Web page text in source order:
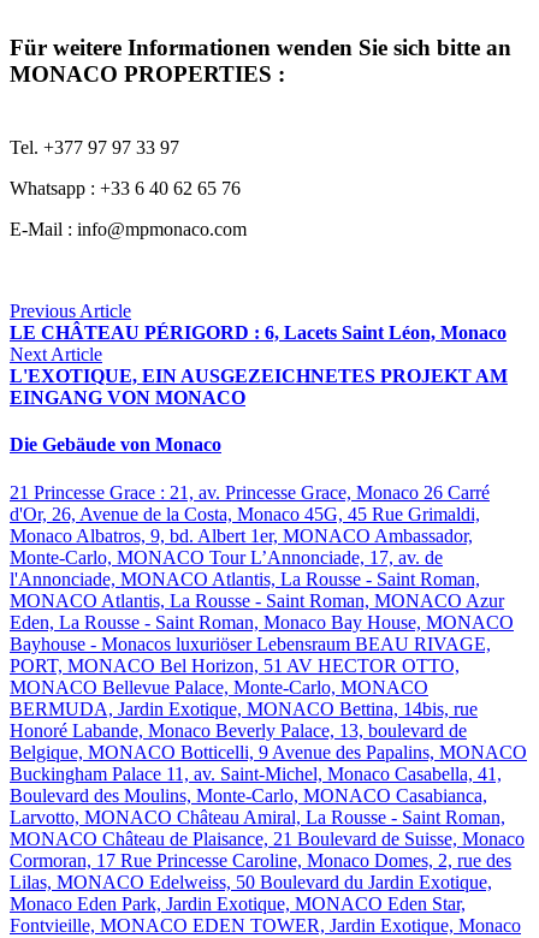
Für weitere Informationen wenden Sie sich bitte an
MONACO PROPERTIES :
Tel. +377 97 97 33 97
Whatsapp : +33 6 40 62 65 76
E-Mail : info@mpmonaco.com
Previous Article
LE CHÂTEAU PÉRIGORD : 6, Lacets Saint Léon, Monaco
Next Article
L'EXOTIQUE, EIN AUSGEZEICHNETES PROJEKT AM
EINGANG VON MONACO
Die Gebäude von Monaco
21 Princesse Grace : 21, av. Princesse Grace, Monaco 26 Carré
d'Or, 26, Avenue de la Costa, Monaco 45G, 45 Rue Grimaldi,
Monaco Albatros, 9, bd. Albert 1er, MONACO Ambassador,
Monte-Carlo, MONACO Tour L’Annonciade, 17, av. de
l'Annonciade, MONACO Atlantis, La Rousse - Saint Roman,
MONACO Atlantis, La Rousse - Saint Roman, MONACO Azur
Eden, La Rousse - Saint Roman, Monaco Bay House, MONACO
Bayhouse - Monacos luxuriöser Lebensraum BEAU RIVAGE,
PORT, MONACO Bel Horizon, 51 AV HECTOR OTTO,
MONACO Bellevue Palace, Monte-Carlo, MONACO
BERMUDA, Jardin Exotique, MONACO Bettina, 14bis, rue
Honoré Labande, Monaco Beverly Palace, 13, boulevard de
Belgique, MONACO Botticelli, 9 Avenue des Papalins, MONACO
Buckingham Palace 11, av. Saint-Michel, Monaco Casabella, 41,
Boulevard des Moulins, Monte-Carlo, MONACO Casabianca,
Larvotto, MONACO Château Amiral, La Rousse - Saint Roman,
MONACO Château de Plaisance, 21 Boulevard de Suisse, Monaco
Cormoran, 17 Rue Princesse Caroline, Monaco Domes, 2, rue des
Lilas, MONACO Edelweiss, 50 Boulevard du Jardin Exotique,
Monaco Eden Park, Jardin Exotique, MONACO Eden Star,
Fontvieille, MONACO EDEN TOWER, Jardin Exotique, Monaco